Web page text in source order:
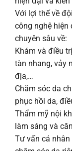
Với lợi thế về
công nghệ hiện
chuyên sâu về:
Khám và điều
tàn nhang, vảy
địa,…
Chăm sóc da
phục hồi da,
Thẩm mỹ nội
làm sáng và
Tư vấn cá